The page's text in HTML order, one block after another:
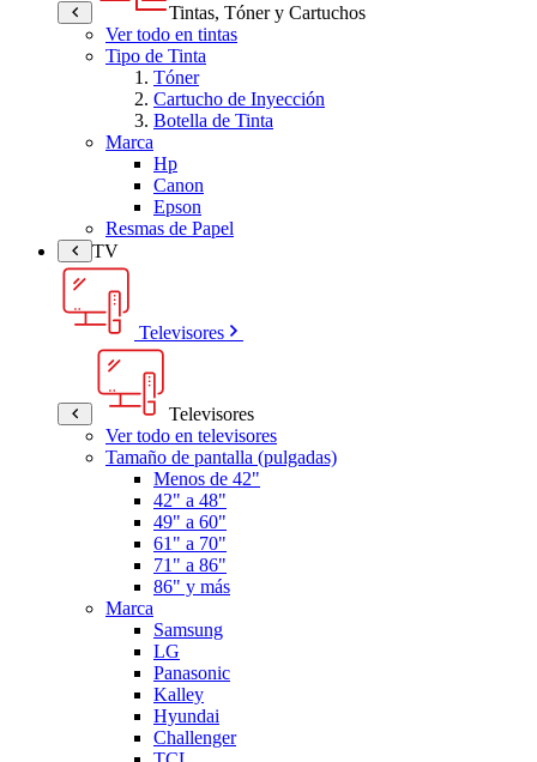
Tintas, Tóner y Cartuchos
Ver todo en tintas
Tipo de Tinta
Tóner
Cartucho de Inyección
Botella de Tinta
Marca
Hp
Canon
Epson
Resmas de Papel
TV
Televisores
Televisores
Ver todo en televisores
Tamaño de pantalla (pulgadas)
Menos de 42"
42" a 48"
49" a 60"
61" a 70"
71" a 86"
86" y más
Marca
Samsung
LG
Panasonic
Kalley
Hyundai
Challenger